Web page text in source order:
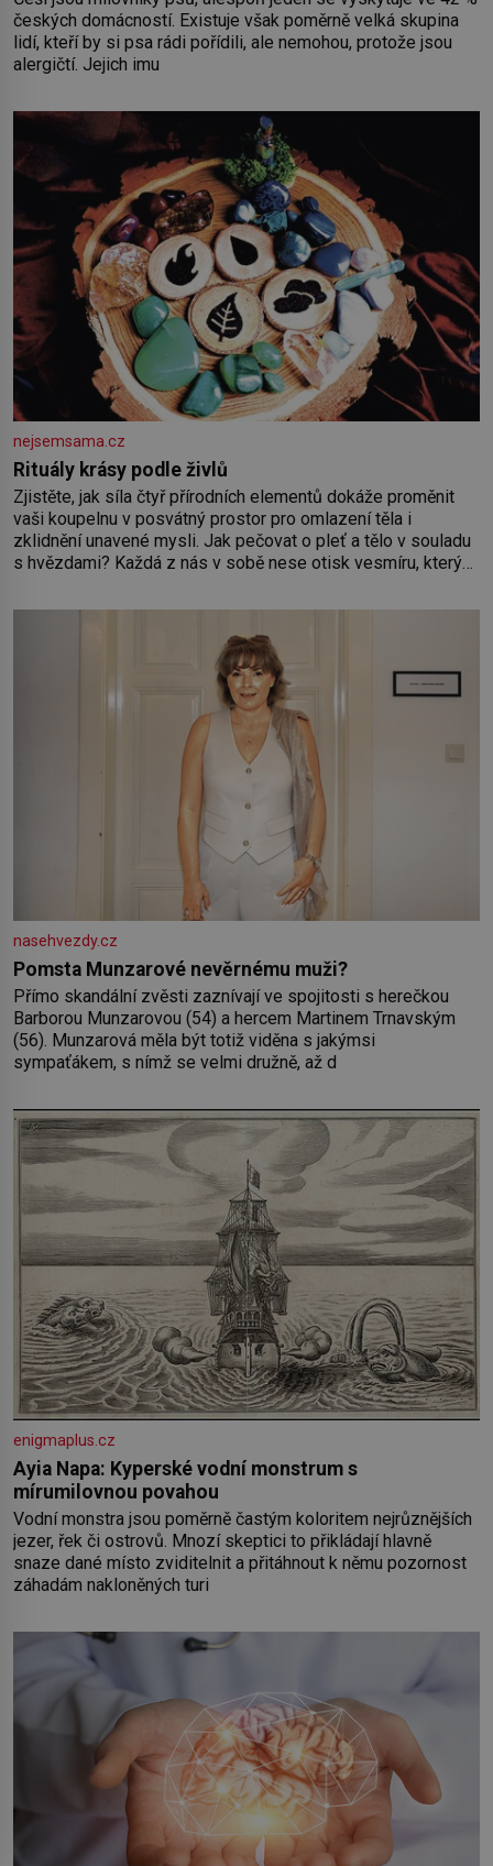
českých domácností. Existuje však poměrně velká skupina
lidí, kteří by si psa rádi pořídili, ale nemohou, protože jsou
alergičtí. Jejich imu
nejsemsama.cz
Rituály krásy podle živlů
Zjistěte, jak síla čtyř přírodních elementů dokáže proměnit
vaši koupelnu v posvátný prostor pro omlazení těla i
zklidnění unavené mysli. Jak pečovat o pleť a tělo v souladu
s hvězdami? Každá z nás v sobě nese otisk vesmíru, který
pokožky. Ohnivá znamení Ženy narozené ve znamení Berana,
nasehvezdy.cz
Pomsta Munzarové nevěrnému muži?
Přímo skandální zvěsti zaznívají ve spojitosti s herečkou
Barborou Munzarovou (54) a hercem Martinem Trnavským
(56). Munzarová měla být totiž viděna s jakýmsi
sympaťákem, s nímž se velmi družně, až d
enigmaplus.cz
Ayia Napa: Kyperské vodní monstrum s
mírumilovnou povahou
Vodní monstra jsou poměrně častým koloritem nejrůznějších
jezer, řek či ostrovů. Mnozí skeptici to přikládají hlavně
snaze dané místo zviditelnit a přitáhnout k němu pozornost
záhadám nakloněných turi